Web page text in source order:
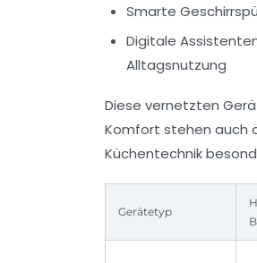
Smarte
Digitale
Alltagsnutzung
Diese vernetzten
Komfort stehen auch
Küchentechnik
Gerätetyp